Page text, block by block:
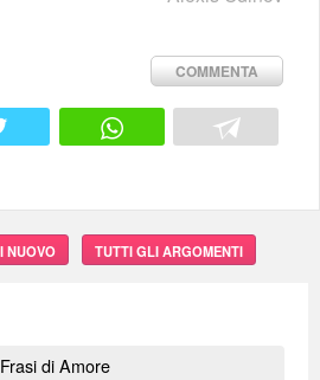
COMMENTA
NUOVO TUTTI GLI ARGOMENTI
Frasi di Amore